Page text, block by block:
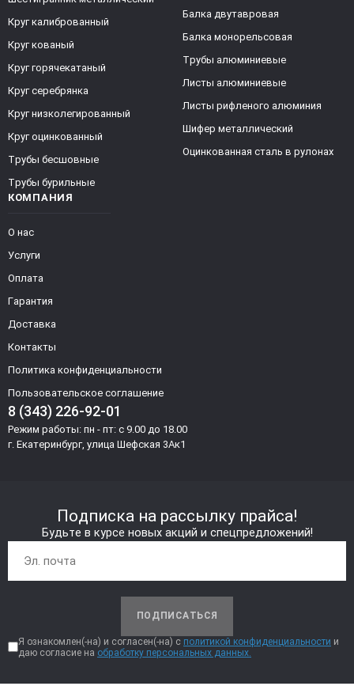
КОМПАНИЯ
О нас
Услуги
Оплата
Гарантия
Доставка
Контакты
Политика конфиденциальности
Пользовательское соглашение
8 (343) 226-92-01
Режим работы: пн - пт: с 9.00 до 18.00
г. Екатеринбург, улица Шефская 3Ак1
Круг калиброванный
Круг кованый
Круг горячекатаный
Круг серебрянка
Круг низколегированный
Круг оцинкованный
Трубы бесшовные
Трубы бурильные
Балка двутавровая
Балка монорельсовая
Трубы алюминиевые
Листы алюминиевые
Листы рифленого алюминия
Шифер металлический
Оцинкованная сталь в рулонах
Подписка на рассылку прайса!
Будьте в курсе новых акций и спецпредложений!
ПОДПИСАТЬСЯ
Я ознакомлен(-на) и согласен(-на) с политикой конфиденциальности и
даю согласие на обработку персональных данных.